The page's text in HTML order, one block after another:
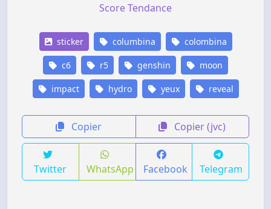
Score Tendance
sticker columbina colombina
c6 r5 genshin moon
impact hydro yeux reveal
Copier Copier (jvc)
Twitter WhatsApp Facebook Telegram